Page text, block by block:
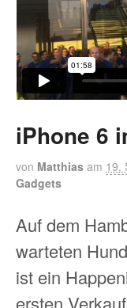
iPhone 6
von Matthias am 19.
Gadgets
Auf dem
warteten
ist ein
ersten